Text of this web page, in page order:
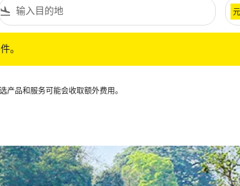
flight_land 元
。
品和服务可能会收取额外费用。